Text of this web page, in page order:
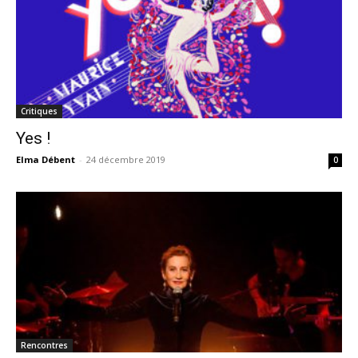
Critiques
Yes !
Elma Débent - 24 décembre 2019 0
Rencontres